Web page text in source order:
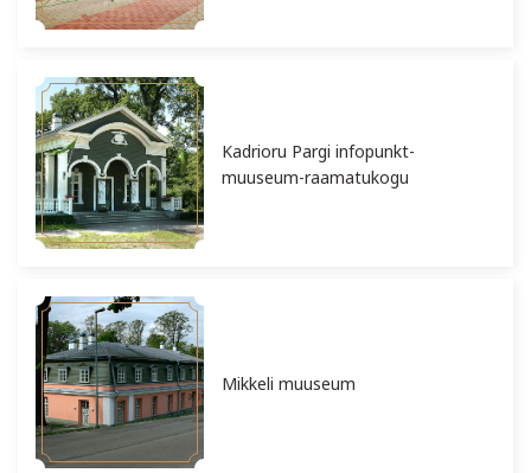
Kadrioru Pargi infopunkt-
muuseum-raamatukogu
Mikkeli muuseum